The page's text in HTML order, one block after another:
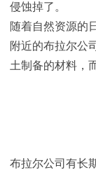
侵蚀掉了。
随着自然资源的
附近的布拉尔公
土制备的材料，
布拉尔公司有长